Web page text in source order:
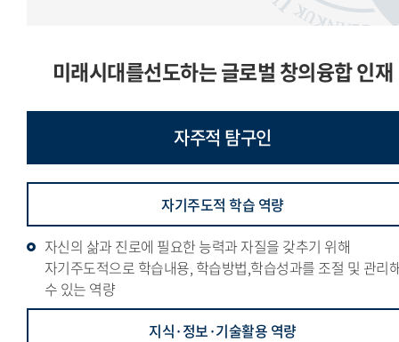
미래시대를선도하는 글로벌 창의융합 인재
자주적 탐구인
자기주도적 학습 역량
자신의 삶과 진로에 필요한 능력과 자질을 갖추기 위해
자기주도적으로 학습내용, 학습방법,학습성과를 조절 및 관리
수 있는 역량
지식·정보·기술활용 역량